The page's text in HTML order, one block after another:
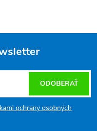
ochrany osobných
ODOBERAŤ